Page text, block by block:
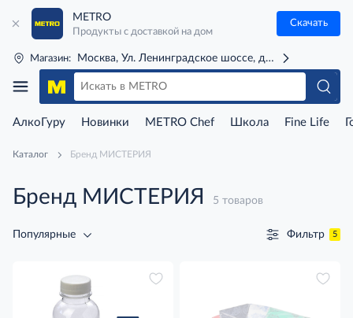
METRO
Продукты с доставкой на дом
Скачать
Магазин: Москва, Ул. Ленинградское шоссе, д. 71Г (м. Речной
АлкоГуру Новинки METRO Chef Школа Fine Life
Каталог Бренд МИСТЕРИЯ
Бренд МИСТЕРИЯ 5 товаров
Популярные Фильтр 5